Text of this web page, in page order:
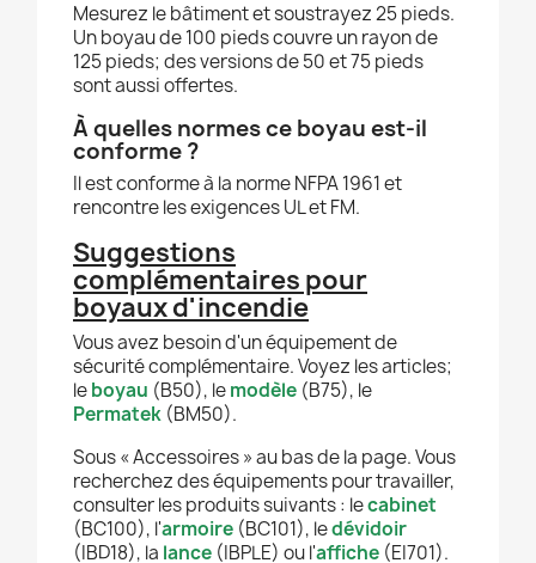
Mesurez le bâtiment et soustrayez 25 pieds.
Un boyau de 100 pieds couvre un rayon de
125 pieds; des versions de 50 et 75 pieds
sont aussi offertes.
À quelles normes ce boyau est-il
conforme ?
Il est conforme à la norme NFPA 1961 et
rencontre les exigences UL et FM.
Suggestions
complémentaires pour
boyaux d'incendie
Vous avez besoin d'un équipement de
sécurité complémentaire. Voyez les articles;
leboyau (B50), lemodèle (B75), le
Permatek (BM50).
Sous « Accessoires » au bas de la page. Vous
recherchez des équipements pour travailler,
consulter les produits suivants : lecabinet
(BC100), l'armoire (BC101), ledévidoir
(IBD18), la lance (IBPLE) ou l'affiche (EI701).